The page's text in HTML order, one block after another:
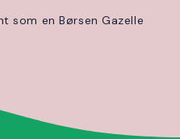
som en Børsen Gazelle